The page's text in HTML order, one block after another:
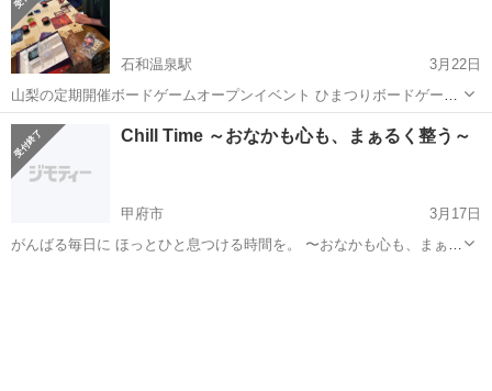
ンタンが空へと浮...
石和温泉駅
3月22日
山梨の定期開催ボードゲームオープンイベント ひまつりボードゲーム
部です！ 山梨県立青少年センターにて13:00-20:00の時間で開催しま
す。 ボードゲーム初めての方も経験者の方も ぜひお気軽に遊びに来て
山梨 その他 ボード
Chill Time ～おなかも心も、まぁるく整う～
甲府市
3月17日
がんばる毎日に ほっとひと息つける時間を。 〜おなかも心も、まぁる